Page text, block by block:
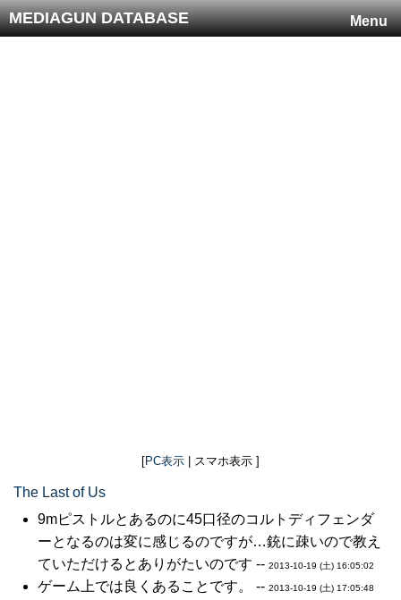
Menu
MEDIAGUN DATABASE
[PC表示 | スマホ表示 ]
The Last of Us
9mピストルとあるのに45口径のコルトディフェンダ
ーとなるのは変に感じるのですが…銃に疎いので教え
ていただけるとありがたいのです -- 2013-10-19 (土) 16:05:02
ゲーム上では良くあることです。 -- 2013-10-19 (土) 17:05:48